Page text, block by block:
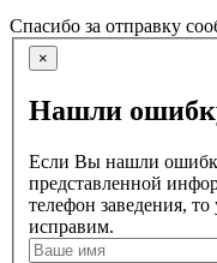
Спасибо за отправку
×
Нашли
Если Вы нашли
представленной
телефон заведения,
исправим.